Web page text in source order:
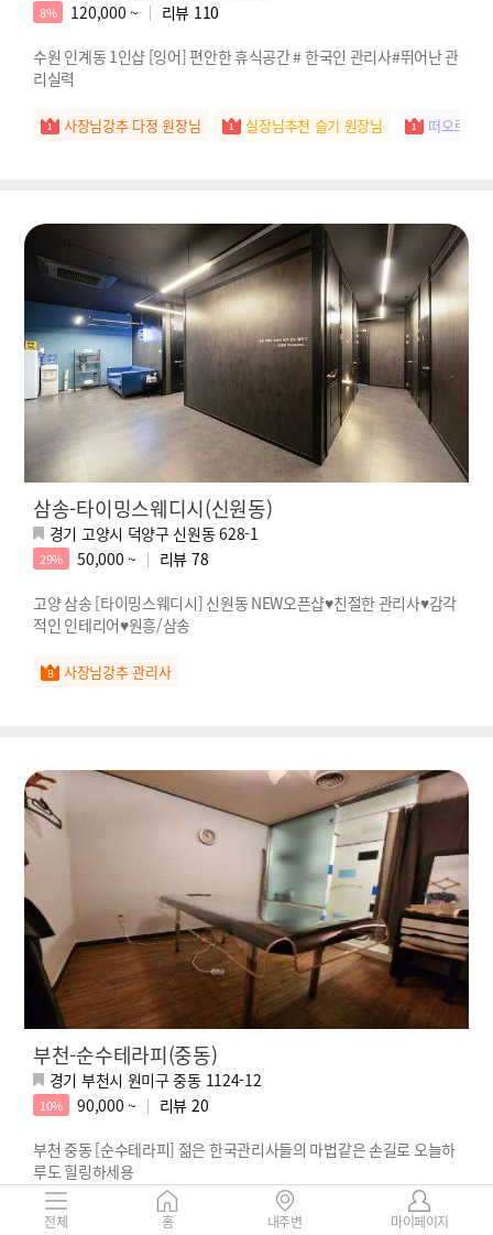
8% 120,000 ~ 리뷰 110
수원 인계동 1인샵 [잉어] 편안한 휴식공간 # 한국인 관리사#뛰어난 관
리실력
사장님강추 다정 원장님 실장님추천 슬기 원장님 떠오르는
삼송-타이밍스웨디시(신원동)
경기 고양시 덕양구 신원동 628-1
29% 50,000 ~ 리뷰 78
고양 삼송 [타이밍스웨디시] 신원동 NEW오픈샵♥친절한 관리사♥감각
적인 인테리어♥원흥/삼송
사장님강추 관리사
부천-순수테라피(중동)
경기 부천시 원미구 중동 1124-12
10% 90,000 ~ 리뷰 20
부천 중동 [순수테라피] 젊은 한국관리사들의 마법같은 손길로 오늘하
루도 힐링하세용
전체 홈 내주변 마이페이지